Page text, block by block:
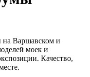
Варшавском и
моек и
Качество,